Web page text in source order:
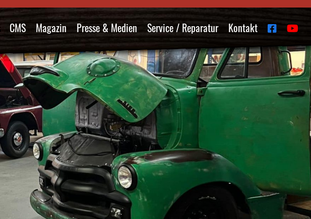
CMS Magazin Presse & Medien Service / Reparatur Kontakt